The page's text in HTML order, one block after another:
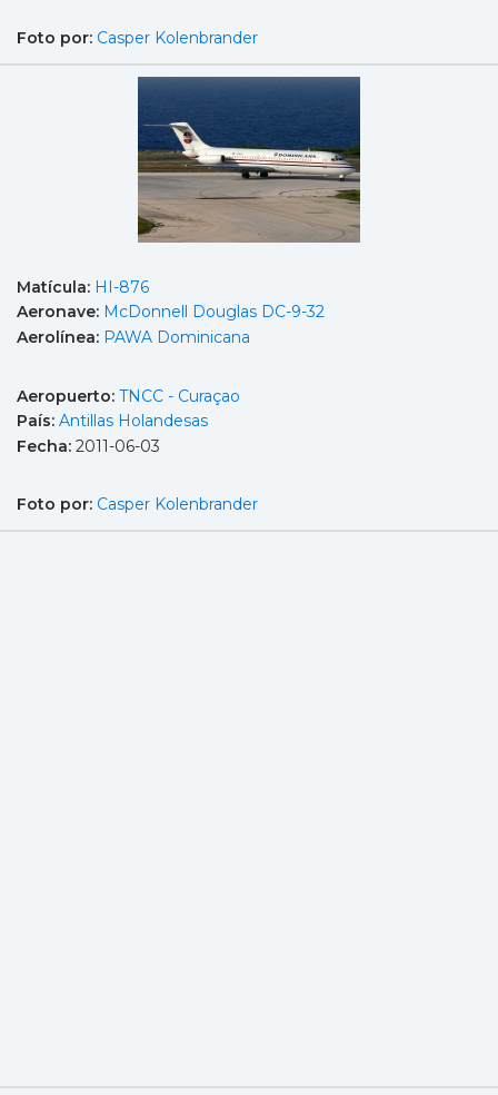
Foto por: Casper Kolenbrander
Matícula: HI-876
Aeronave: McDonnell Douglas DC-9-32
Aerolínea: PAWA Dominicana
Aeropuerto: TNCC - Curaçao
País: Antillas Holandesas
Fecha: 2011-06-03
Foto por: Casper Kolenbrander